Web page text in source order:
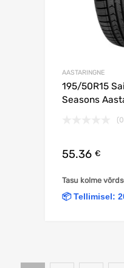
AASTARINGNE
195/50R15
Seasons
55.36 €
Tasu kolme
📦 Tellimisel: